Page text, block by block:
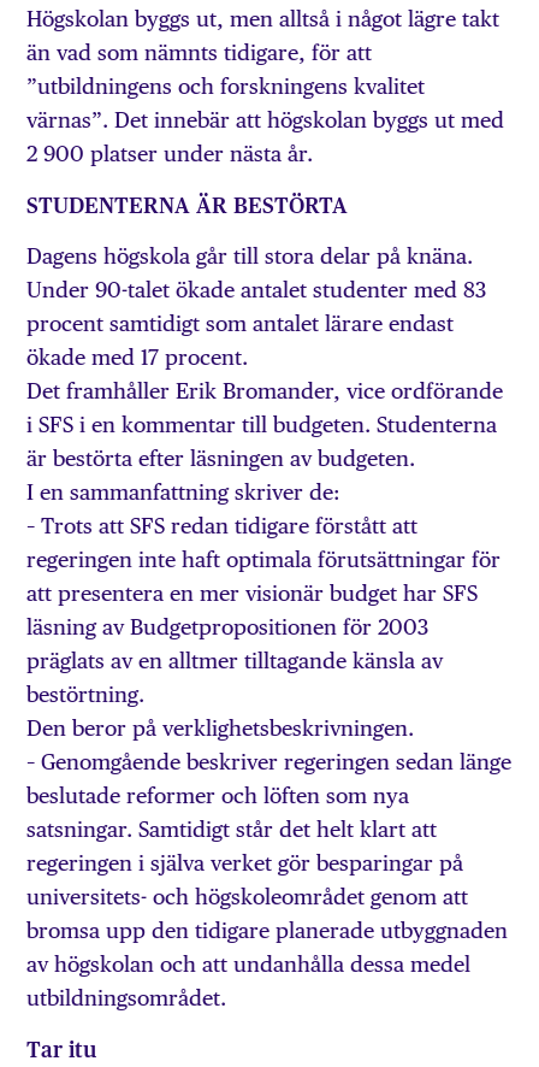
Högskolan byggs ut, men alltså i något lägre takt
än vad som nämnts tidigare, för att
”utbildningens och forskningens kvalitet
värnas”. Det innebär att högskolan byggs ut med
2 900 platser under nästa år.
STUDENTERNA ÄR BESTÖRTA
Dagens högskola går till stora delar på knäna.
Under 90-talet ökade antalet studenter med 83
procent samtidigt som antalet lärare endast
ökade med 17 procent.
Det framhåller Erik Bromander, vice ordförande
i SFS i en kommentar till budgeten. Studenterna
är bestörta efter läsningen av budgeten.
I en sammanfattning skriver de:
– Trots att SFS redan tidigare förstått att
regeringen inte haft optimala förutsättningar för
att presentera en mer visionär budget har SFS
läsning av Budgetpropositionen för 2003
präglats av en alltmer tilltagande känsla av
bestörtning.
Den beror på verklighetsbeskrivningen.
– Genomgående beskriver regeringen sedan länge
beslutade reformer och löften som nya
satsningar. Samtidigt står det helt klart att
regeringen i själva verket gör besparingar på
universitets- och högskoleområdet genom att
bromsa upp den tidigare planerade utbyggnaden
av högskolan och att undanhålla dessa medel
utbildningsområdet.
Tar itu